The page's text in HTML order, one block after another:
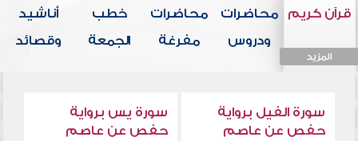
قرآن كريم
المزيد
محاضرات
ودروس
محاضرات
مفرغة
خطب
الجمعة
أناشيد
وقصائد
سورة الفيل برواية
حفص عن عاصم
سورة يس برواية
حفص عن عاصم